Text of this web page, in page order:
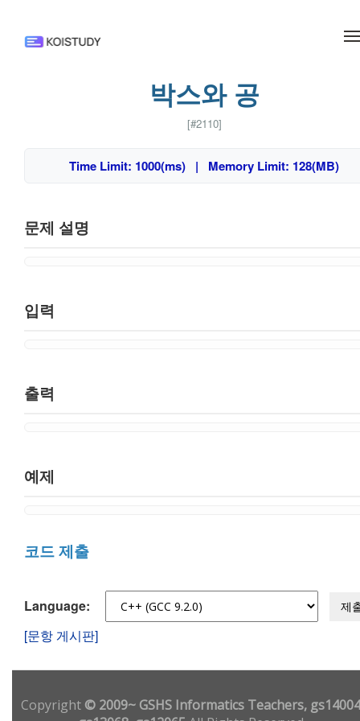
박스와 공
[#2110]
Time Limit: 1000(ms) | Memory Limit: 128(MB)
문제 설명
입력
출력
예제
코드 제출
Language: 제
[문항 게시판]
Copyright© 2009~ GSHS Informatics Teachers,